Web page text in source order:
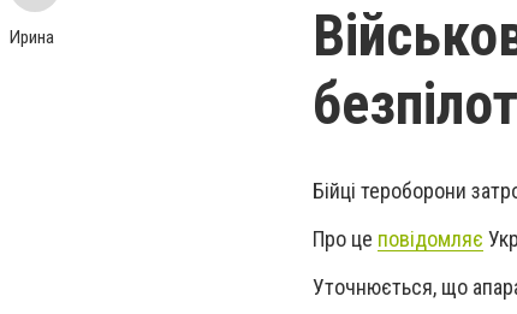
Ирина
Бійці тероборони
Про це повідомляє
Уточнюється, що